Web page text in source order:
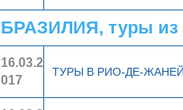
БРАЗИЛИЯ, туры
16.03.2
017
ТУРЫ В РИО-ДЕ-